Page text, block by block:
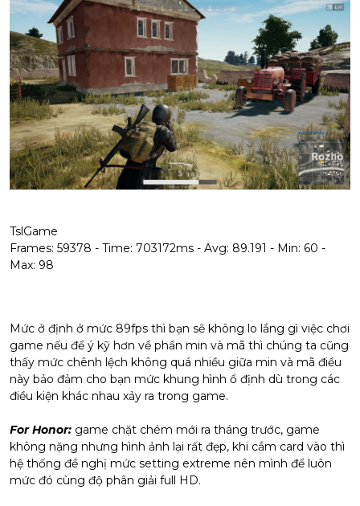
TslGame
Frames: 59378 - Time: 703172ms - Avg: 89.191 - Min: 60 -
Max: 98
Mức ở định ở mức 89fps thì bạn sẽ không lo lắng gì việc chơi
game nếu để ý kỹ hơn về phần min và mã thì chúng ta cũng
thấy mức chênh lệch không quá nhiều giữa min và mã điều
này bảo đảm cho bạn mức khung hình ổ định dù trong các
điều kiện khác nhau xảy ra trong game.
For Honor: game chặt chém mới ra tháng trước, game
không nặng nhưng hình ảnh lại rất đẹp, khi cắm card vào thì
hệ thống đề nghị mức setting extreme nên mình để luôn
mức đó cùng độ phân giải full HD.